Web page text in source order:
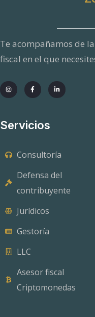
Te acompañamos de
fiscal en el que
Servicios
Consultoría
Defensa del
contribuyente
Jurídicos
Gestoría
LLC
Asesor fiscal
Criptomonedas